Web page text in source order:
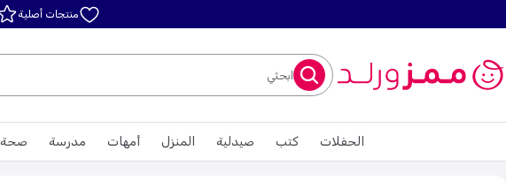
منتجات أصلية
ابحثي
صحة مدرسة أمهات المنزل صيدلية كتب الحفلات